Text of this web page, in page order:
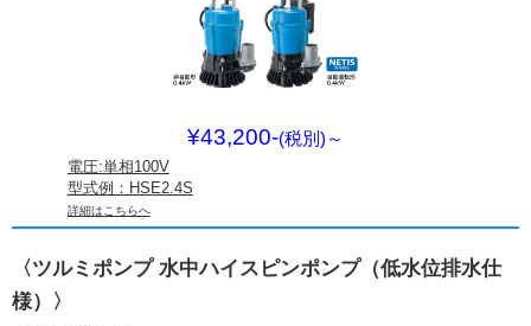
¥43,200-(税別) ～
電圧:単相100V
型式例：HSE2.4S
詳細はこちらへ
〈ツルミポンプ 水中ハイスピンポンプ（低水位排水仕
様）〉